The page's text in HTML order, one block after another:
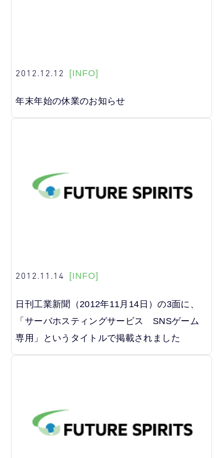
2012.12.12 [INFO]
年末年始の休業のお知らせ
2012.11.14 [INFO]
日刊工業新聞（2012年11月14日）の3面に、
「サーバホスティングサービス SNSゲーム
専用」というタイトルで掲載されました